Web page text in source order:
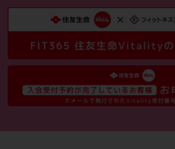
相互利用
通常月額500円（税込550円）
さらに今なら
あんしんサポートご加